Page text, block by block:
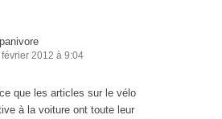
février 2012 à 9:04
que les articles sur le vélo
à la voiture ont toute leur